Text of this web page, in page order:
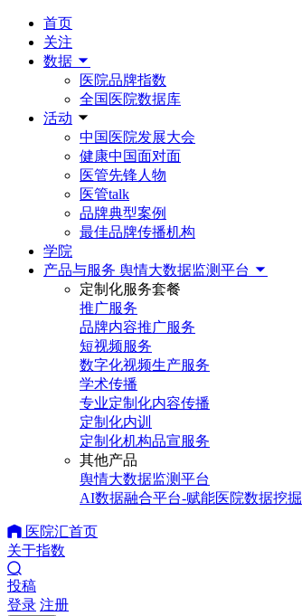
首页
关注
数据
医院品牌指数
全国医院数据库
活动
中国医院发展大会
健康中国面对面
医管先锋人物
医管talk
品牌典型案例
最佳品牌传播机构
学院
产品与服务 舆情大数据监测平台
定制化服务套餐
推广服务
品牌内容推广服务
短视频服务
数字化视频生产服务
学术传播
专业定制化内容传播
定制化内训
定制化机构品宣服务
其他产品
舆情大数据监测平台
AI数据融合平台-赋能医院数据挖掘
医院汇首页
关于指数
投稿
登录 注册